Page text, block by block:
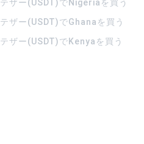
テザー(USDT)でNigeriaを買う
テザー(USDT)でGhanaを買う
テザー(USDT)でKenyaを買う